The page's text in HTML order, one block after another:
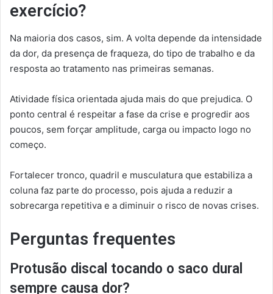
exercício?
Na maioria dos casos, sim. A volta depende da intensidade
da dor, da presença de fraqueza, do tipo de trabalho e da
resposta ao tratamento nas primeiras semanas.
Atividade física orientada ajuda mais do que prejudica. O
ponto central é respeitar a fase da crise e progredir aos
poucos, sem forçar amplitude, carga ou impacto logo no
começo.
Fortalecer tronco, quadril e musculatura que estabiliza a
coluna faz parte do processo, pois ajuda a reduzir a
sobrecarga repetitiva e a diminuir o risco de novas crises.
Perguntas frequentes
Protusão discal tocando o saco dural
sempre causa dor?